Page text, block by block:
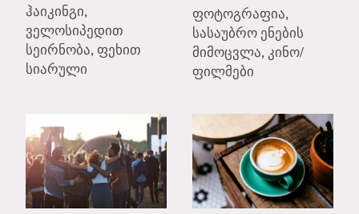
ჰაიკინგი,
ველოსიპედით
სეირნობა, ფეხით
სიარული
ფოტოგრაფია,
სასაუბრო ენების
მიმოცვლა, კინო/
ფილმები